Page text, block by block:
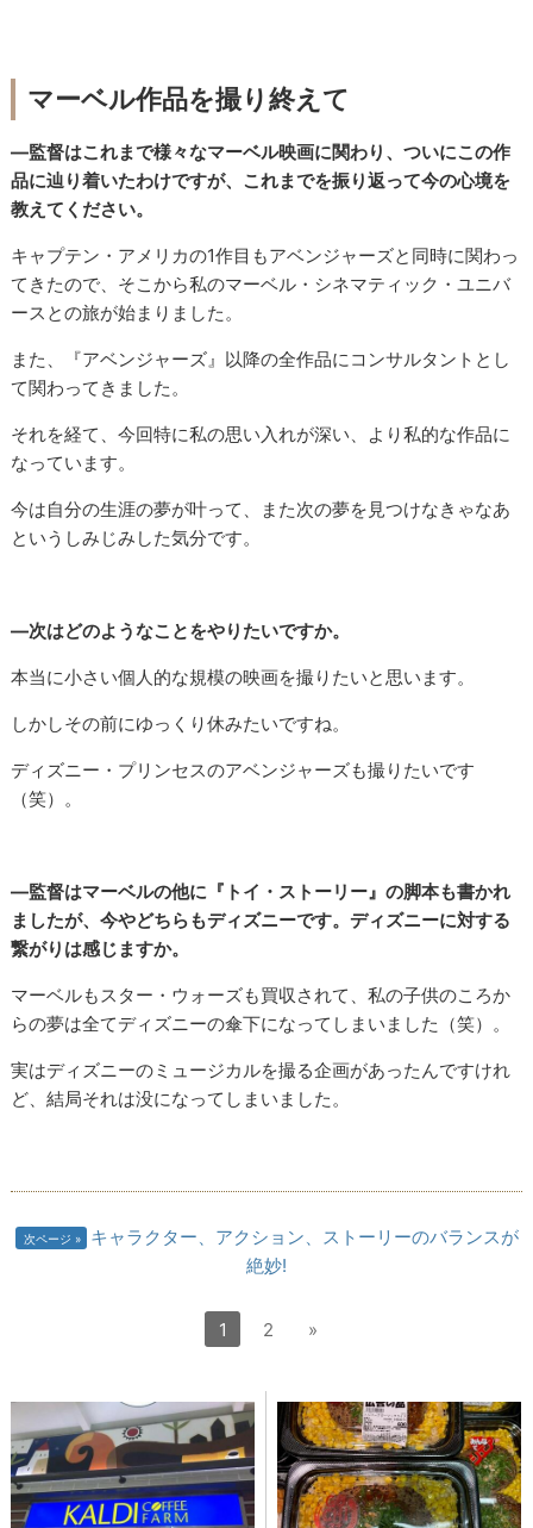
マーベル作品を撮り終えて
―監督はこれまで様々なマーベル映画に関わり、ついにこの作
品に辿り着いたわけですが、これまでを振り返って今の心境を
教えてください。
キャプテン・アメリカの1作目もアベンジャーズと同時に関わっ
てきたので、そこから私のマーベル・シネマティック・ユニバ
ースとの旅が始まりました。
また、『アベンジャーズ』以降の全作品にコンサルタントとし
て関わってきました。
それを経て、今回特に私の思い入れが深い、より私的な作品に
なっています。
今は自分の生涯の夢が叶って、また次の夢を見つけなきゃなあ
というしみじみした気分です。
―次はどのようなことをやりたいですか。
本当に小さい個人的な規模の映画を撮りたいと思います。
しかしその前にゆっくり休みたいですね。
ディズニー・プリンセスのアベンジャーズも撮りたいです
（笑）。
―監督はマーベルの他に『トイ・ストーリー』の脚本も書かれ
ましたが、今やどちらもディズニーです。ディズニーに対する
繋がりは感じますか。
マーベルもスター・ウォーズも買収されて、私の子供のころか
らの夢は全てディズニーの傘下になってしまいました（笑）。
実はディズニーのミュージカルを撮る企画があったんですけれ
ど、結局それは没になってしまいました。
次ページ
キャラクター、アクション、ストーリーのバランスが
絶妙!
1 2 »